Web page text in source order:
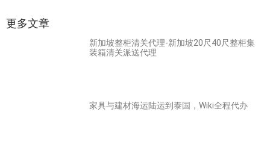
更多文章
新加坡整柜清关代理-新加坡20尺40尺整柜集
装箱清关派送代理
家具与建材海运陆运到泰国，Wiki全程代办